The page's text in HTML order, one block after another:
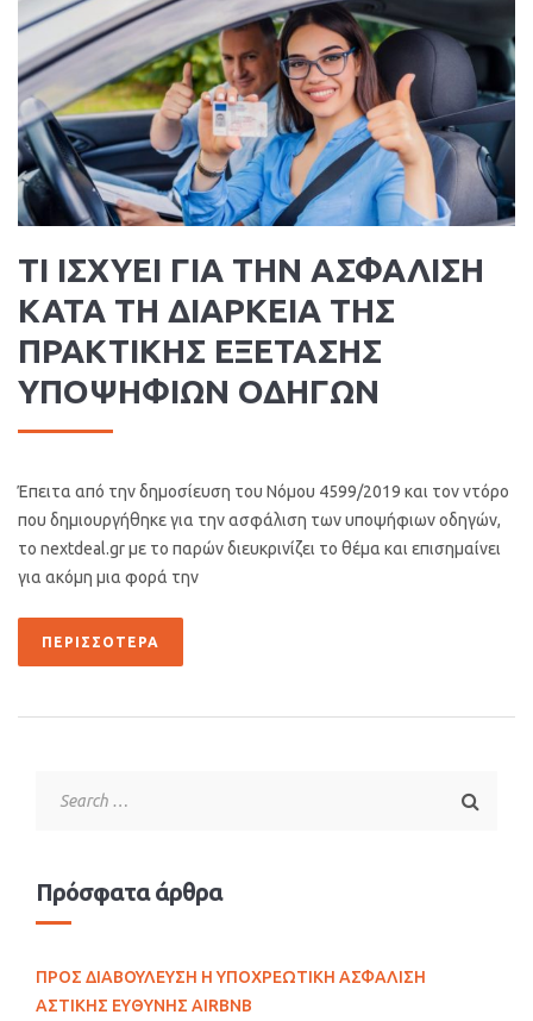
ΤΙ ΙΣΧΥΕΙ ΓΙΑ ΤΗΝ ΑΣΦΑΛΙΣΗ
ΚΑΤΑ ΤΗ ΔΙΑΡΚΕΙΑ ΤΗΣ
ΠΡΑΚΤΙΚΗΣ ΕΞΕΤΑΣΗΣ
ΥΠΟΨΗΦΙΩΝ ΟΔΗΓΩΝ
Έπειτα από την δημοσίευση του Νόμου 4599/2019 και τον ντόρο
που δημιουργήθηκε για την ασφάλιση των υποψήφιων οδηγών,
το nextdeal.gr με το παρών διευκρινίζει το θέμα και επισημαίνει
για ακόμη μια φορά την
ΠΕΡΙΣΣΌΤΕΡΑ
Πρόσφατα άρθρα
ΠΡΟΣ ΔΙΑΒΟΥΛΕΥΣΗ Η ΥΠΟΧΡΕΩΤΙΚΗ ΑΣΦΑΛΙΣΗ
ΑΣΤΙΚΗΣ ΕΥΘΥΝΗΣ AIRBNB